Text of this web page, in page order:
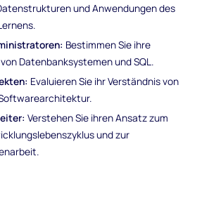
und Anwendungen des
Bestimmen Sie ihre
Datenbanksystemen und SQL.
Evaluieren Sie ihr Verständnis von
Verstehen Sie ihren Ansatz zum
und zur